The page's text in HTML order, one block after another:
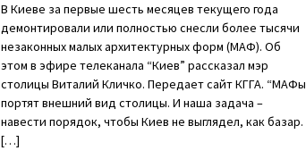
В Киеве за первые шесть месяцев текущего года
демонтировали или полностью снесли более тысячи
незаконных малых архитектурных форм (МАФ). Об
этом в эфире телеканала “Киев” рассказал мэр
столицы Виталий Кличко. Передает сайт КГГА. “МАФы
портят внешний вид столицы. И наша задача –
навести порядок, чтобы Киев не выглядел, как базар.
[…]